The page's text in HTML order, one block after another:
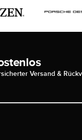
Versand &